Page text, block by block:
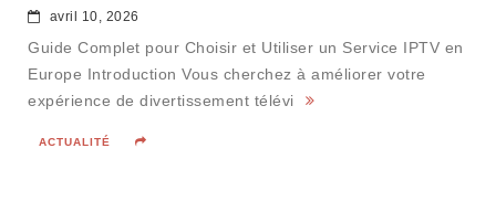
avril 10, 2026
Guide Complet pour Choisir et Utiliser un Service IPTV en
Europe Introduction Vous cherchez à améliorer votre
expérience de divertissement télévi
ACTUALITÉ